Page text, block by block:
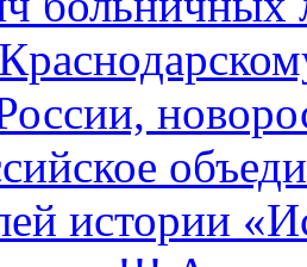
истории